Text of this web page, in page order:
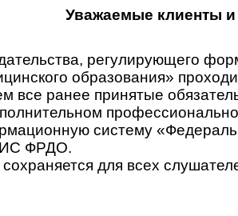
Уважаемые клиенты
регулирующего
образования»
ранее принятые
систему
ФРДО.
для всех